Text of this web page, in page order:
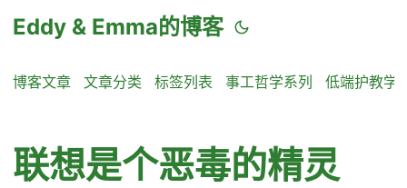
Eddy & Emma的博客
博客文章 文章分类 标签列表 事工哲学系列 低端护教学
联想是个恶毒的精灵